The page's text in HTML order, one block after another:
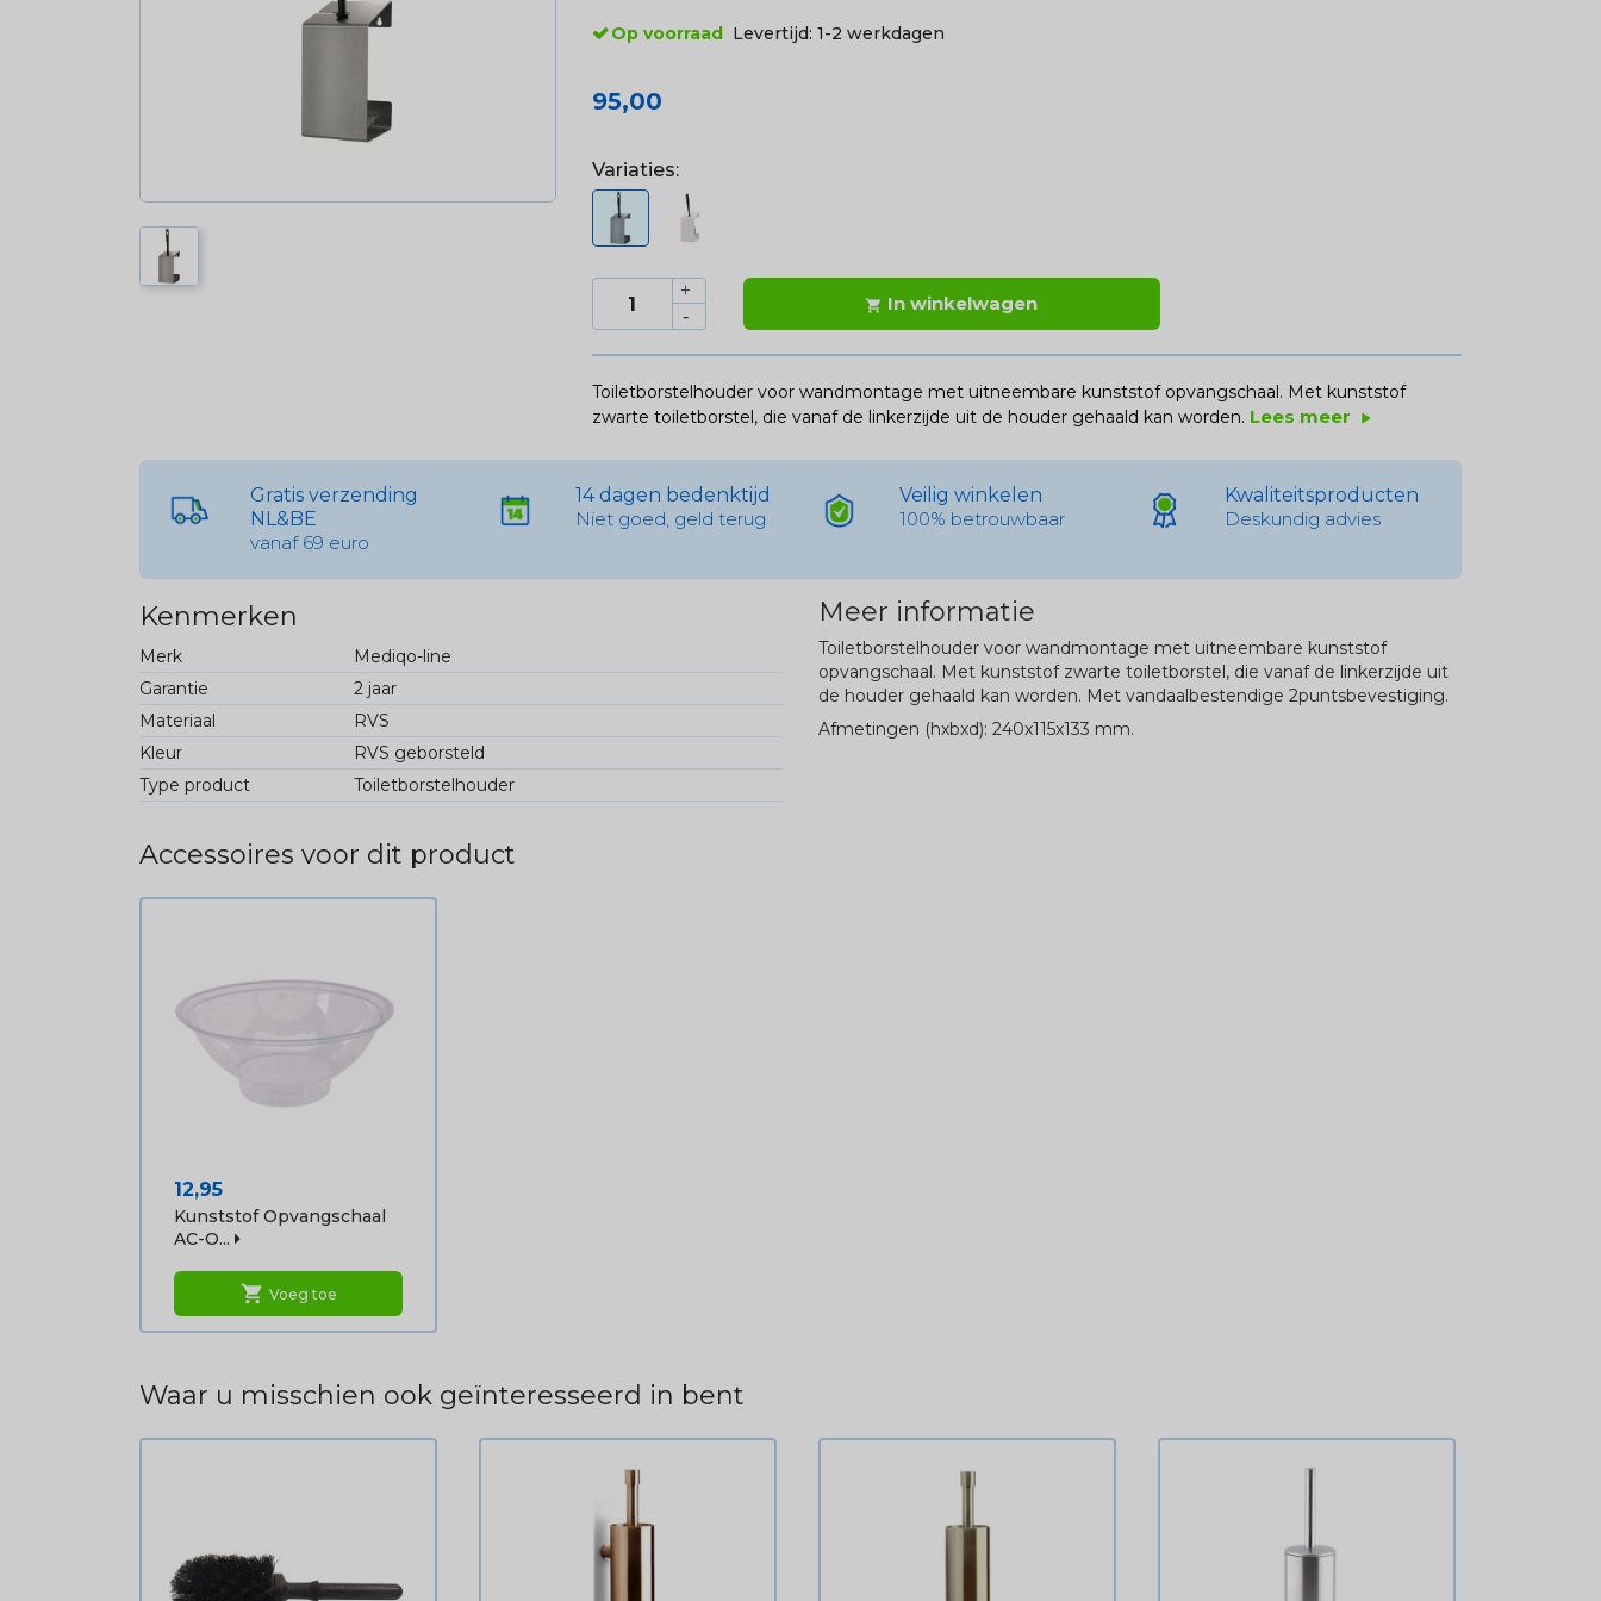
Op voorraad Levertijd: 1-2 werkdagen
95,00
Variaties:
 In winkelwagen
Toiletborstelhouder voor wandmontage met uitneembare kunststof opvangschaal. Met kunststof
zwarte toiletborstel, die vanaf de linkerzijde uit de houder gehaald kan worden. Lees meer play_arrow
Gratis verzending
NL&BE
vanaf 69 euro
14 dagen bedenktijd
Niet goed, geld terug
Veilig winkelen
100% betrouwbaar
Kwaliteitsproducten
Deskundig advies
Kenmerken
Merk
Mediqo-line
Garantie
2 jaar
Materiaal
RVS
Kleur
RVS geborsteld
Type product
Toiletborstelhouder
Meer informatie
Toiletborstelhouder voor wandmontage met uitneembare kunststof
opvangschaal. Met kunststof zwarte toiletborstel, die vanaf de linkerzijde uit
de houder gehaald kan worden. Met vandaalbestendige 2puntsbevestiging.
Afmetingen (hxbxd): 240x115x133 mm.
Accessoires voor dit product
Prijs
12,95
Kunststof Opvangschaal
AC-O...
shopping_cart Voeg toe
Waar u misschien ook geïnteresseerd in bent